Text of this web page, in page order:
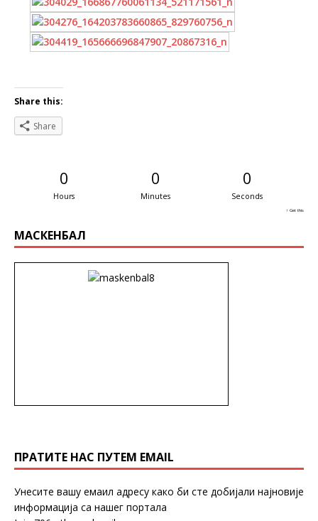
Share this:
Share
0
Hours
0
Minutes
0
Seconds
↑ Get this
МАСКЕНБАЛ
ПРАТИТЕ НАС ПУТЕМ EMAIL
Унесите вашу емаил адресу како би сте добијали најновије
информација са нашег портала